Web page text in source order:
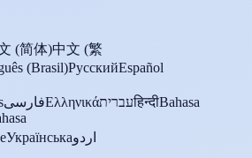
(简体)中文 (繁
(Brasil)РусскийEspañol
فارسیΕλληνικάעבריתहिन्दीBahasa
Українськаاردو